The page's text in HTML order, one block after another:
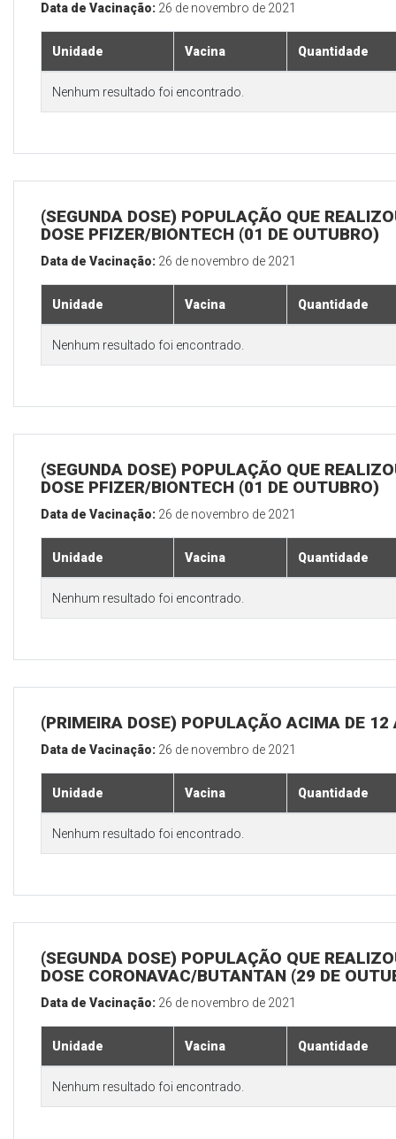
Data de Vacinação: 26 de novembro de 2021
Unidade Vacina Quantidade
Nenhum resultado foi encontrado.
(SEGUNDA DOSE) POPULAÇÃO QUE
DOSE PFIZER/BIONTECH (01 DE OUTUBRO)
Data de Vacinação: 26 de novembro de 2021
Unidade Vacina Quantidade
Nenhum resultado foi encontrado.
(SEGUNDA DOSE) POPULAÇÃO QUE
DOSE PFIZER/BIONTECH (01 DE OUTUBRO)
Data de Vacinação: 26 de novembro de 2021
Unidade Vacina Quantidade
Nenhum resultado foi encontrado.
(PRIMEIRA DOSE) POPULAÇÃO ACIMA DE 12
Data de Vacinação: 26 de novembro de 2021
Unidade Vacina Quantidade
Nenhum resultado foi encontrado.
(SEGUNDA DOSE) POPULAÇÃO QUE
DOSE CORONAVAC/BUTANTAN (29 DE
Data de Vacinação: 26 de novembro de 2021
Unidade Vacina Quantidade
Nenhum resultado foi encontrado.